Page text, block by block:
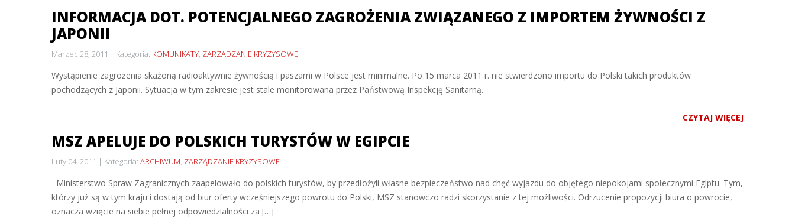
INFORMACJA DOT. POTENCJALNEGO ZAGROŻENIA ZWIĄZANEGO Z IMPORTEM ŻYWNOŚCI Z
JAPONII
Marzec 28, 2011 Kategoria: KOMUNIKATY, ZARZĄDZANIE KRYZYSOWE
Wystąpienie zagrożenia skażoną radioaktywnie żywnością i paszami w Polsce jest minimalne. Po 15 marca 2011 r. nie stwierdzono importu do Polski takich produktów
pochodzących z Japonii. Sytuacja w tym zakresie jest stale monitorowana przez Państwową Inspekcję Sanitarną.
CZYTAJ WIĘCEJ
MSZ APELUJE DO POLSKICH TURYSTÓW W EGIPCIE
Luty 04, 2011 Kategoria: ARCHIWUM, ZARZĄDZANIE KRYZYSOWE
Ministerstwo Spraw Zagranicznych zaapelowało do polskich turystów, by przedłożyli własne bezpieczeństwo nad chęć wyjazdu do objętego niepokojami społecznymi Egiptu. Tym,
którzy już są w tym kraju i dostają od biur oferty wcześniejszego powrotu do Polski, MSZ stanowczo radzi skorzystanie z tej możliwości. Odrzucenie propozycji biura o powrocie,
oznacza wzięcie na siebie pełnej odpowiedzialności za […]